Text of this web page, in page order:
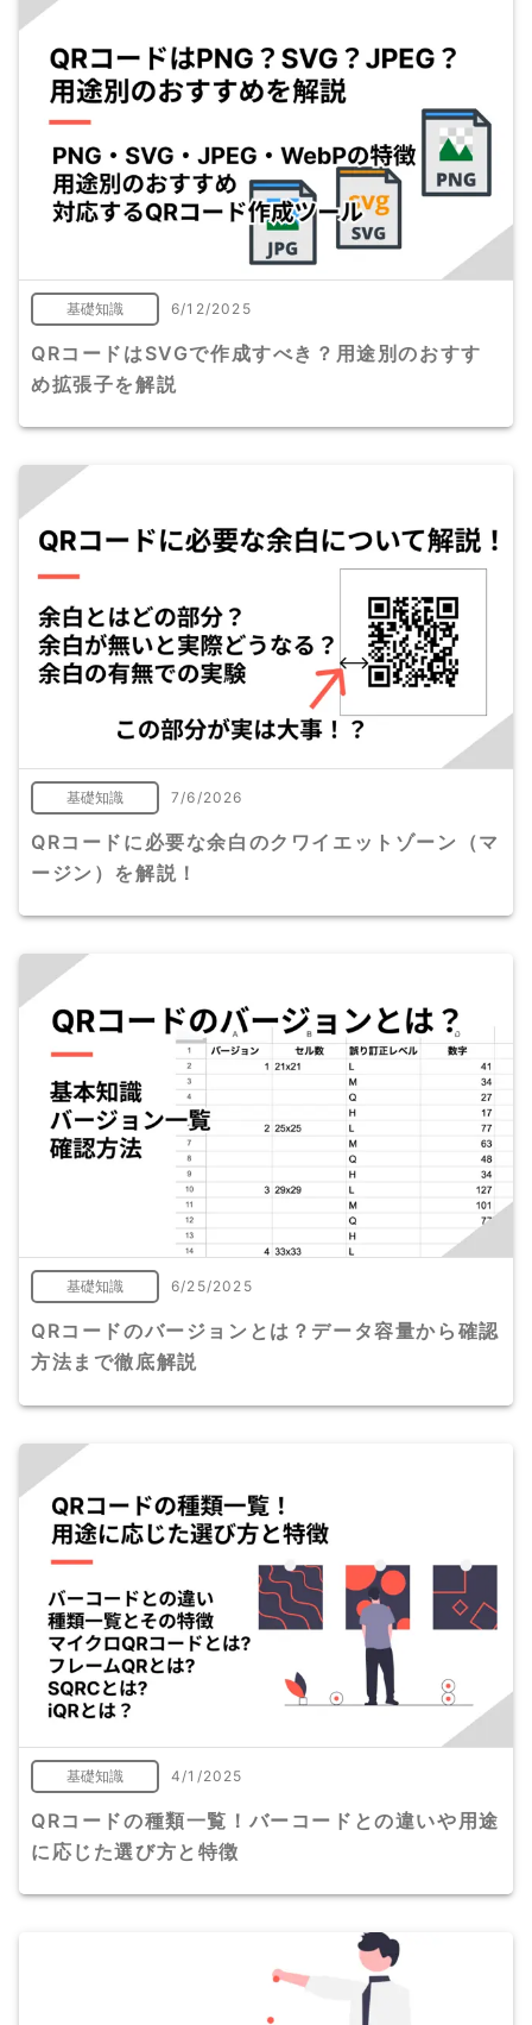
基礎知識 6/12/2025
QRコードはSVGで作成すべき？用途別のおすす
め拡張子を解説
基礎知識 7/6/2026
QRコードに必要な余白のクワイエットゾーン（マ
ージン）を解説！
基礎知識 6/25/2025
QRコードのバージョンとは？データ容量から確認
方法まで徹底解説
基礎知識 4/1/2025
QRコードの種類一覧！バーコードとの違いや用途
に応じた選び方と特徴